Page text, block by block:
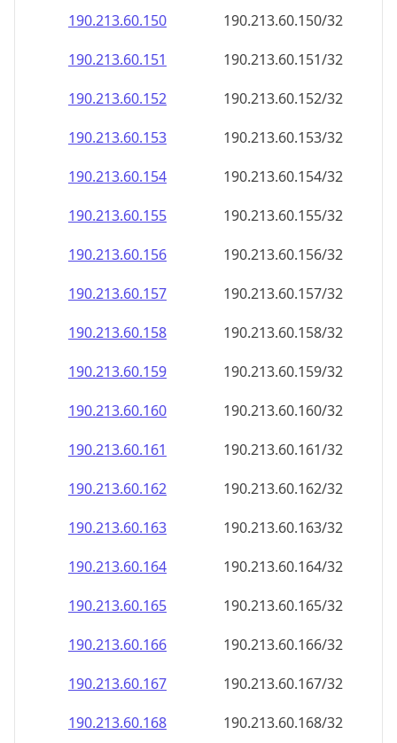
190.213.60.150
190.213.60.150/32
190.213.60.151
190.213.60.151/32
190.213.60.152
190.213.60.152/32
190.213.60.153
190.213.60.153/32
190.213.60.154
190.213.60.154/32
190.213.60.155
190.213.60.155/32
190.213.60.156
190.213.60.156/32
190.213.60.157
190.213.60.157/32
190.213.60.158
190.213.60.158/32
190.213.60.159
190.213.60.159/32
190.213.60.160
190.213.60.160/32
190.213.60.161
190.213.60.161/32
190.213.60.162
190.213.60.162/32
190.213.60.163
190.213.60.163/32
190.213.60.164
190.213.60.164/32
190.213.60.165
190.213.60.165/32
190.213.60.166
190.213.60.166/32
190.213.60.167
190.213.60.167/32
190.213.60.168
190.213.60.168/32